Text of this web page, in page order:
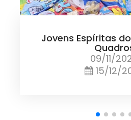
Jovens Espíritas
09/11/
15/12/